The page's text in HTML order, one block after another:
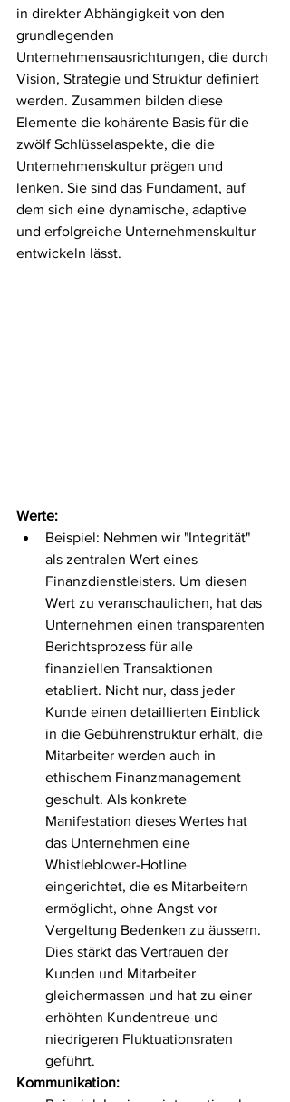
in direkter Abhängigkeit von den
grundlegenden
Unternehmensausrichtungen, die durch
Vision, Strategie und Struktur definiert
werden. Zusammen bilden diese
Elemente die kohärente Basis für die
zwölf Schlüsselaspekte, die die
Unternehmenskultur prägen und
lenken. Sie sind das Fundament, auf
dem sich eine dynamische, adaptive
und erfolgreiche Unternehmenskultur
entwickeln lässt.
Werte:
Beispiel: Nehmen wir "Integrität"
als zentralen Wert eines
Finanzdienstleisters. Um diesen
Wert zu veranschaulichen, hat das
Unternehmen einen transparenten
Berichtsprozess für alle
finanziellen Transaktionen
etabliert. Nicht nur, dass jeder
Kunde einen detaillierten Einblick
in die Gebührenstruktur erhält, die
Mitarbeiter werden auch in
ethischem Finanzmanagement
geschult. Als konkrete
Manifestation dieses Wertes hat
das Unternehmen eine
Whistleblower-Hotline
eingerichtet, die es Mitarbeitern
ermöglicht, ohne Angst vor
Vergeltung Bedenken zu äussern.
Dies stärkt das Vertrauen der
Kunden und Mitarbeiter
gleichermassen und hat zu einer
erhöhten Kundentreue und
niedrigeren Fluktuationsraten
geführt.
Kommunikation: